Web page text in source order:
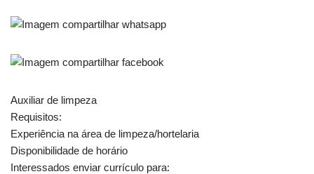
Auxiliar de limpeza
Requisitos:
Experiência na área de limpeza/hortelaria
Disponibilidade de horário
Interessados enviar currículo para: